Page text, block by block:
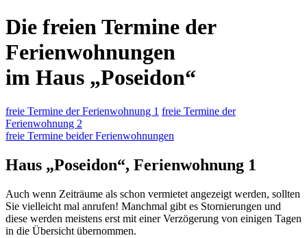
Die freien Termine der
Ferienwohnungen
im Haus „Poseidon“
freie Termine der Ferienwohnung 1 freie Termine der
Ferienwohnung 2
freie Termine beider Ferienwohnungen
Haus „Poseidon“, Ferienwohnung 1
Auch wenn Zeiträume als schon vermietet angezeigt werden, sollten
Sie vielleicht mal anrufen! Manchmal gibt es Stornierungen und
diese werden meistens erst mit einer Verzögerung von einigen Tagen
in die Übersicht übernommen.